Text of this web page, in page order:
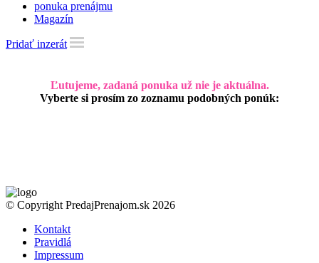
ponuka prenájmu
Magazín
Pridať inzerát
Ľutujeme, zadaná ponuka už nie je aktuálna.
Vyberte si prosím zo zoznamu podobných ponúk:
© Copyright PredajPrenajom.sk 2026
Kontakt
Pravidlá
Impressum